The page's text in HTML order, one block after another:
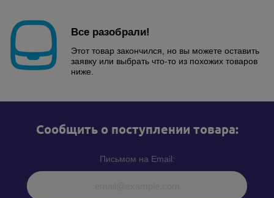
Все разобрали!
Этот товар закончился, но вы можете оставить
заявку или выбрать что-то из похожих товаров
ниже.
Cообщить о поступлении товара:
Письмом на Email: